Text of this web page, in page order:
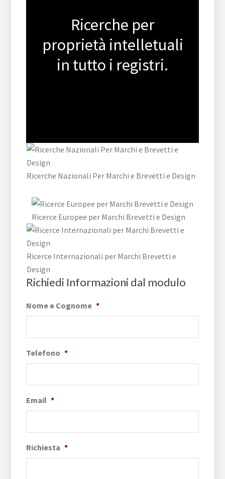
Ricerche per
proprietà intelletuali
in tutto i registri.
Ricerche Nazionali Per Marchi e Brevetti e Design
Ricerce Europee per Marchi Brevetti e Design
Ricerce Internazionali per Marchi Brevetti e
Design
Richiedi Informazioni dal modulo
Nome e Cognome *
Telefono *
Email *
Richiesta *